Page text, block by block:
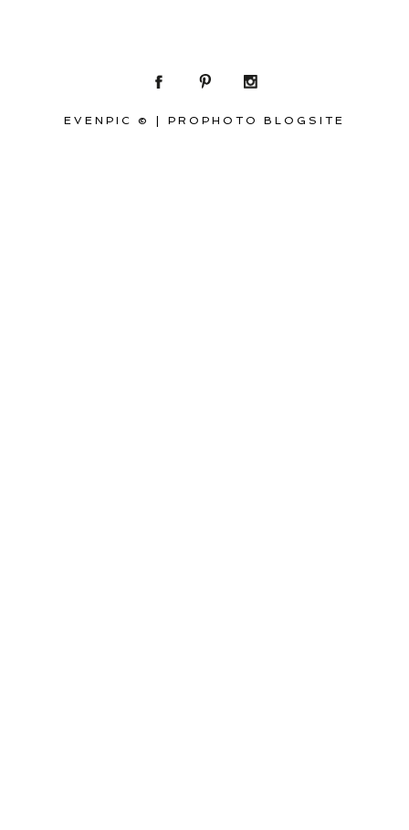
EVENPIC © PROPHOTO BLOGSITE